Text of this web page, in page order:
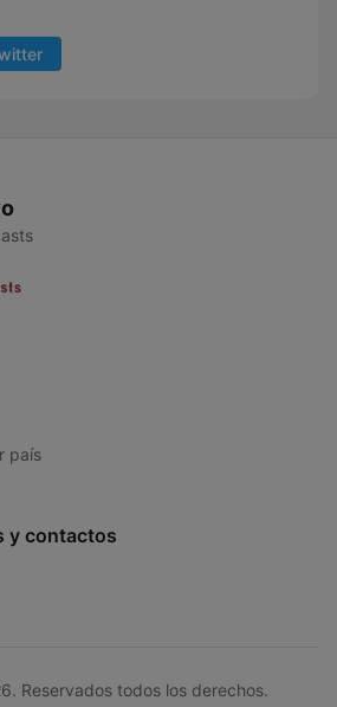
país
y contactos
Reservados todos los derechos.